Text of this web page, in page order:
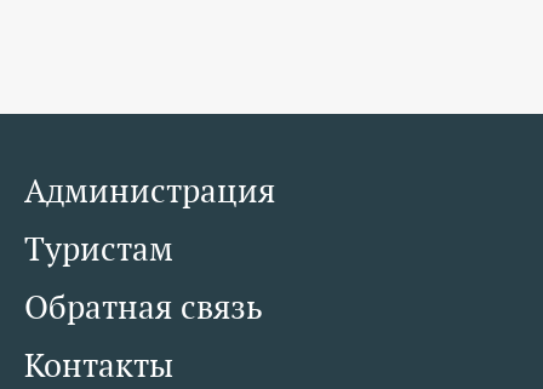
Администрация
Туристам
Обратная связь
Контакты